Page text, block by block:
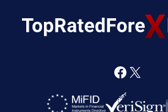
F
a
X